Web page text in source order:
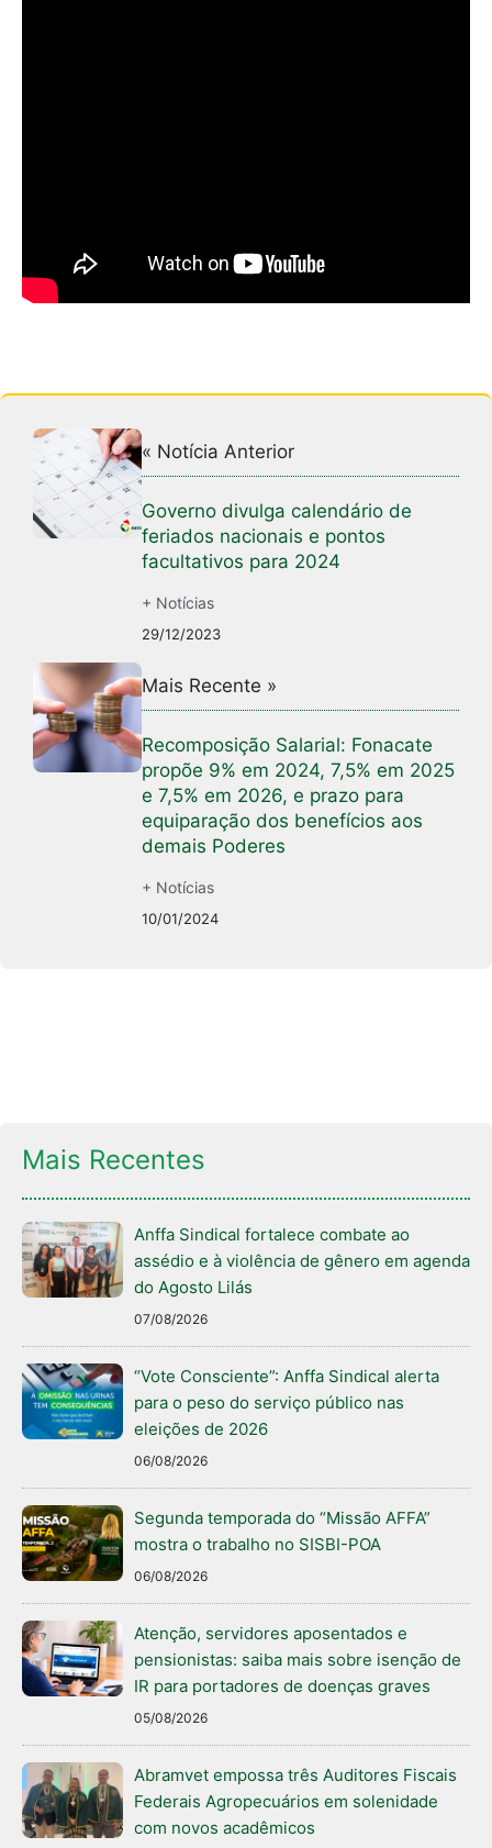
« Notícia Anterior
Governo divulga calendário de
feriados nacionais e pontos
facultativos para 2024
+ Notícias
29/12/2023
Mais Recente »
Recomposição Salarial: Fonacate
propõe 9% em 2024, 7,5% em 2025
e 7,5% em 2026, e prazo para
equiparação dos benefícios aos
demais Poderes
+ Notícias
10/01/2024
Mais Recentes
Anffa Sindical fortalece combate ao
assédio e à violência de gênero em agenda
do Agosto Lilás
07/08/2026
“Vote Consciente”: Anffa Sindical alerta
para o peso do serviço público nas
eleições de 2026
06/08/2026
Segunda temporada do “Missão AFFA”
mostra o trabalho no SISBI-POA
06/08/2026
Atenção, servidores aposentados e
pensionistas: saiba mais sobre isenção de
IR para portadores de doenças graves
05/08/2026
Abramvet empossa três Auditores Fiscais
Federais Agropecuários em solenidade
com novos acadêmicos